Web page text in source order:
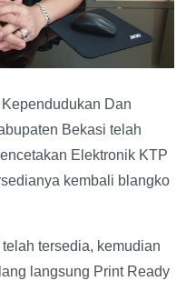
Dan
Bekasi telah
Elektronik KTP
kembali blangko
tersedia, kemudian
langsung Print Ready